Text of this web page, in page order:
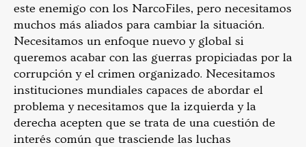
este enemigo con los NarcoFiles, pero necesitamos
muchos más aliados para cambiar la situación.
Necesitamos un enfoque nuevo y global si
queremos acabar con las guerras propiciadas por la
corrupción y el crimen organizado. Necesitamos
instituciones mundiales capaces de abordar el
problema y necesitamos que la izquierda y la
derecha acepten que se trata de una cuestión de
interés común que trasciende las luchas